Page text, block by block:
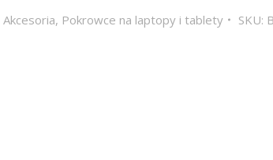
Akcesoria, Pokrowce na laptopy i tablety SKU: